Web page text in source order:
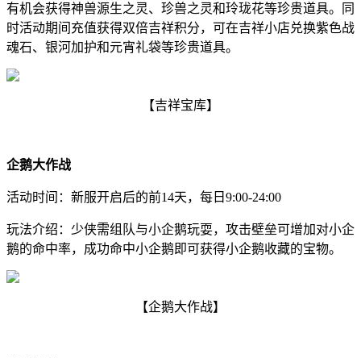
有机会获得神兽源生之灵、珍兽之灵和玲珑花等珍贵道具。同
时活动期间充值获得双倍吉祥积分，可在吉祥小店兑换紫色战
魂石、银河加护和元宵礼袋等珍贵道具。
【吉祥宝库】
企鹅大作战
活动时间：新服开启后的前14天，每日9:00-24:00
玩法介绍：少侠需组队与小企鹅玩耍，攻击壁垒可增加对小企
鹅的命中率，成功命中小企鹅即可获得小企鹅收藏的宝物。
【企鹅大作战】